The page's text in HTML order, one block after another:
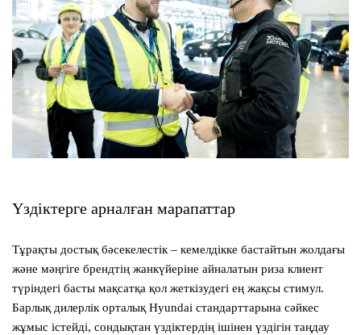
Үздіктерге арналған марапаттар
Тұрақты достық бәсекелестік – кемелдікке бастайтын жолдағы
және мәңгіге брендтің жанкүйеріне айналатын риза клиент
түріндегі басты мақсатқа қол жеткізудегі ең жақсы стимул.
Барлық дилерлік орталық Hyundai стандарттарына сәйкес
жұмыс істейді, сондықтан үздіктердің ішінен үздігін таңдау